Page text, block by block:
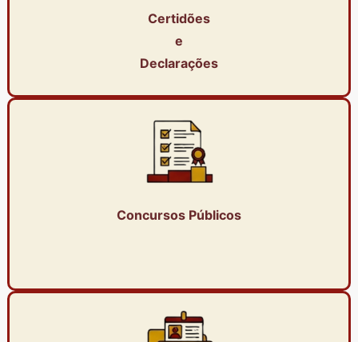
Certidões
e
Declarações
Concursos Públicos